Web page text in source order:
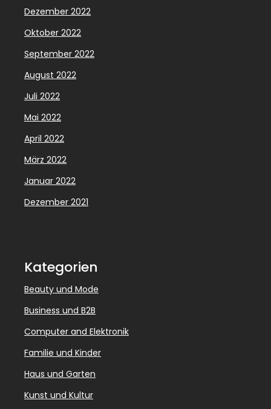
Dezember 2022
Oktober 2022
September 2022
August 2022
Juli 2022
Mai 2022
April 2022
März 2022
Januar 2022
Dezember 2021
Kategorien
Beauty und Mode
Business und B2B
Computer and Elektronik
Familie und Kinder
Haus und Garten
Kunst und Kultur